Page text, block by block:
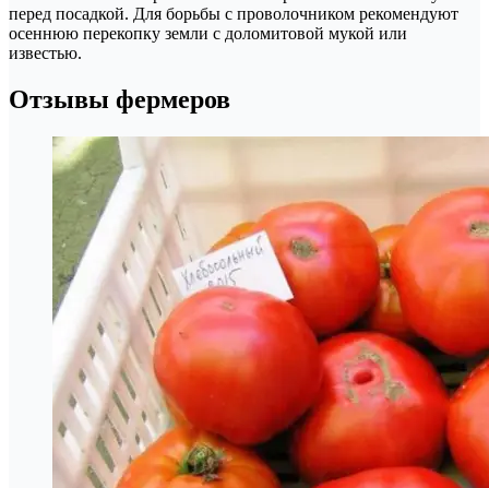
перед посадкой. Для борьбы с проволочником рекомендуют
осеннюю перекопку земли с доломитовой мукой или
известью.
Отзывы фермеров